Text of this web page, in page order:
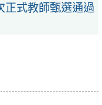
正式教師甄選通過